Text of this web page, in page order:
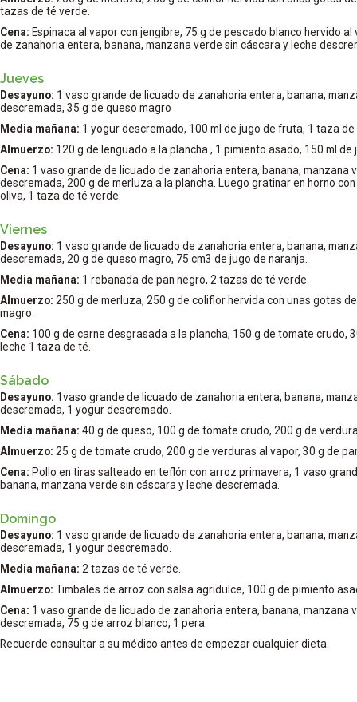
tazas de té verde.
Cena: Espinaca al vapor con jengibre, 75 g de pescado blanco hervido
de zanahoria entera, banana, manzana verde sin cáscara y leche
Jueves
Desayuno: 1 vaso grande de licuado de zanahoria entera, banana,
descremada, 35 g de queso magro
Media mañana: 1 yogur descremado, 100 ml de jugo de fruta, 1 taza
Almuerzo: 120 g de lenguado a la plancha , 1 pimiento asado, 150 ml
Cena: 1 vaso grande de licuado de zanahoria entera, banana, manzana
descremada, 200 g de merluza a la plancha. Luego gratinar en horno
oliva, 1 taza de té verde.
Viernes
Desayuno: 1 vaso grande de licuado de zanahoria entera, banana,
descremada, 20 g de queso magro, 75 cm3 de jugo de naranja.
Media mañana: 1 rebanada de pan negro, 2 tazas de té verde.
Almuerzo: 250 g de merluza, 250 g de coliflor hervida con unas gotas
magro.
Cena: 100 g de carne desgrasada a la plancha, 150 g de tomate crudo,
leche 1 taza de té.
Sábado
Desayuno. 1vaso grande de licuado de zanahoria entera, banana,
descremada, 1 yogur descremado.
Media mañana: 40 g de queso, 100 g de tomate crudo, 200 g de
Almuerzo: 25 g de tomate crudo, 200 g de verduras al vapor, 30 g de
Cena: Pollo en tiras salteado en teflón con arroz primavera, 1 vaso
banana, manzana verde sin cáscara y leche descremada.
Domingo
Desayuno: 1 vaso grande de licuado de zanahoria entera, banana,
descremada, 1 yogur descremado.
Media mañana: 2 tazas de té verde.
Almuerzo: Timbales de arroz con salsa agridulce, 100 g de pimiento
Cena: 1 vaso grande de licuado de zanahoria entera, banana, manzana
descremada, 75 g de arroz blanco, 1 pera.
Recuerde consultar a su médico antes de empezar cualquier dieta.